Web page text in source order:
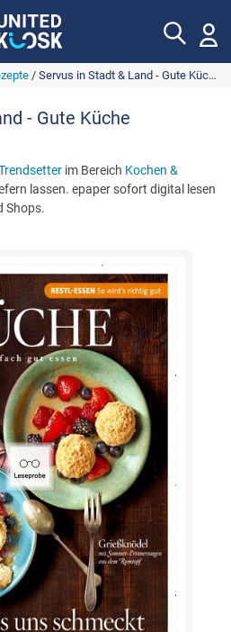
/ Servus in Stadt & Land - Gute Küche Österreich
- Gute Küche
im Bereich Kochen &
lassen. epaper sofort digital lesen
Shops.